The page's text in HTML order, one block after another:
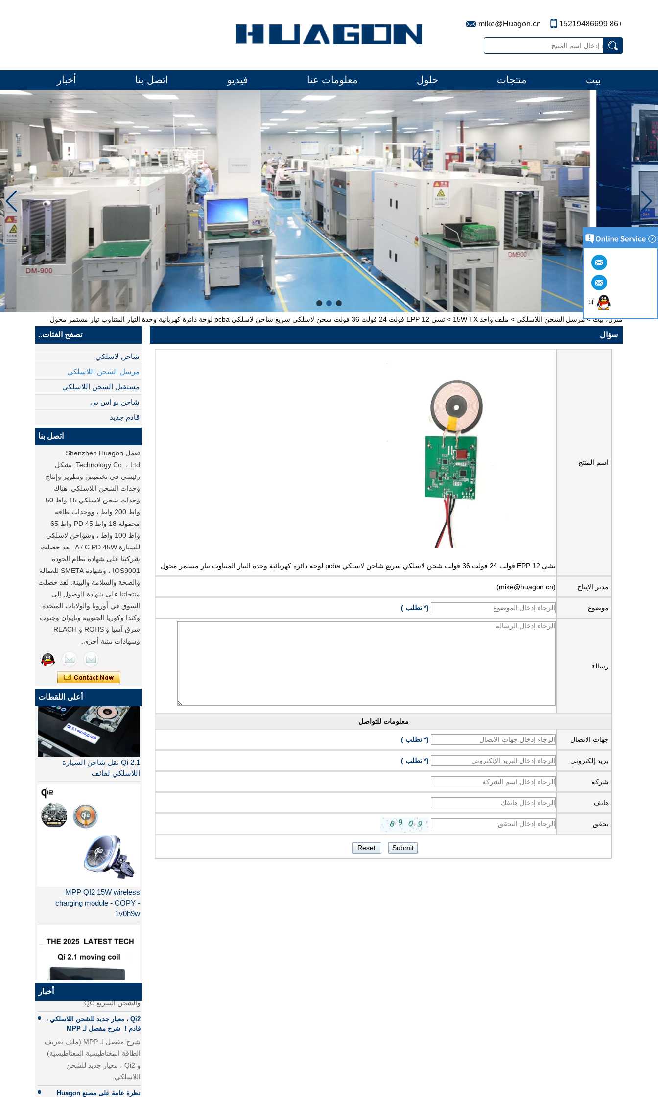
+86 15219486699
mike@Huagon.cn
بيت منتجات حلول معلومات عنا فيديو اتصل بنا أخبار
منزل، بيت>مرسل الشحن اللاسلكي > ملف واحد 15W TX > تشى EPP 12 فولت 24 فولت 36 فولت شحن لاسلكي سريع شاحن لاسلكي pcba لوحة دائرة كهربائية وحدة التيار المتناوب تيار مستمر محول
تصفح الفئات..
شاحن لاسلكي
مرسل الشحن اللاسلكي
مستقبل الشحن اللاسلكي
شاحن يو اس بي
قادم جديد
اتصل بنا
تعمل Shenzhen Huagon
Technology Co. ، Ltd. بشكل
رئيسي في تخصيص وتطوير وإنتاج
وحدات الشحن اللاسلكي. هناك
وحدات شحن لاسلكي 15 واط 50
واط 200 واط ، ووحدات طاقة
محمولة 18 واط PD 45 واط 65
واط 100 واط ، وشواحن لاسلكي
للسيارة A / C PD 45W. لقد حصلت
شركتنا على شهادة نظام الجودة
IOS9001 ، وشهادة SMETA للعمالة
والصحة والسلامة والبيئة. لقد حصلت
منتجاتنا على شهادة الوصول إلى
السوق في أوروبا والولايات المتحدة
وكندا وكوريا الجنوبية وتايوان وجنوب
شرق آسيا و ROHS و REACH
وشهادات بيئية أخرى.
أعلى اللقطات
Qi 2.1 نقل شاحن السيارة
اللاسلكي لفائف
charging module - COPY -
1v0h9w
QI2.1 15W QI 2.1 نقل الشاحن
اللاسلكي المتحرك لفائف الشاحن
اللاسلكي القابل للإزالة
أخبار
لماذا QI2 أفضل من QI؟
الفرق بين الشحن السريع PD
والشحن السريع QC
الفرق بين الشحن السريع PD
Qi2 ، معيار جديد للشحن اللاسلكي ،
قادم！ شرح مفصل لـ MPP
شرح مفصل لـ MPP (ملف تعريف
الطاقة المغناطيسية المغناطيسية)
و Qi2 ، معيار جديد للشحن
اللاسلكي.
SMT
سؤال
اسم المنتج
تشى EPP 12 فولت 24 فولت 36 فولت شحن لاسلكي سريع شاحن لاسلكي pcba لوحة دائرة كهربائية وحدة التيار المتناوب تيار مستمر محول
مدير الإنتاج (mike@huagon.cn)
موضوع (* تطلب )
رسالة
معلومات للتواصل
جهات الاتصال (* تطلب )
بريد إلكتروني (* تطلب )
شركة
هاتف
تحقق
آنا